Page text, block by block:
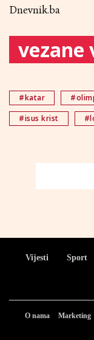
Dnevnik.ba
vezane
#katar
#isus krist
Vijesti Sport
O nama Marketing